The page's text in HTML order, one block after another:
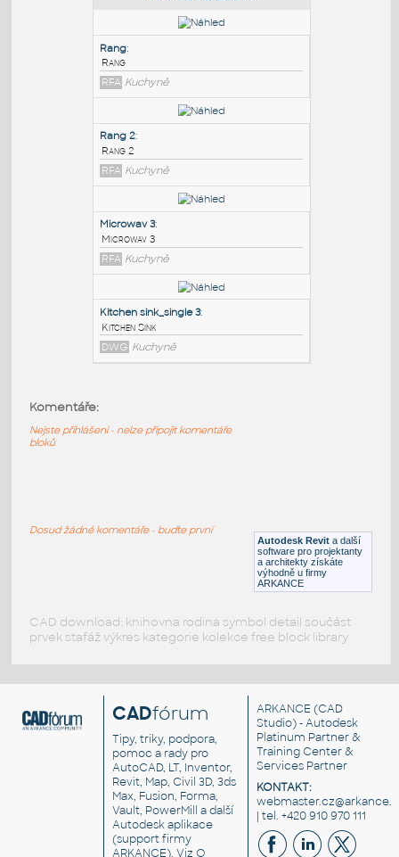
PODOBNÉ BLOKY:
Rang:
RFA Kuchyně
Rang 2
RFA Kuchyně
RFA Kuchyně
DWG
Kuchyně Autodesk Revit a další
software pro projektanty
a architekty získáte
výhodně u firmy
ARKANCE
Komentáře:
Nejste přihlášeni - nelze připojit komentáře
bloků
Dosud žádné komentáře - buďte první
CAD download: knihovna rodina symbol detail součást
prvek stafáž výkres kategorie kolekce free block library
CADfórum
Tipy, triky, podpora,
pomoc a rady pro
AutoCAD, LT, Inventor,
Revit, Map, Civil 3D, 3ds
Max, Fusion, Forma,
Vault, PowerMill a další
Autodesk aplikace
(support firmy
ARKANCE). VizO
ARKANCE (CAD
Studio) - Autodesk
Platinum Partner &
Training Center &
Services Partner
KONTAKT:
| tel. +420 910 970 111